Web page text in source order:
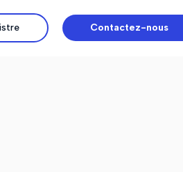
Contactez-nous